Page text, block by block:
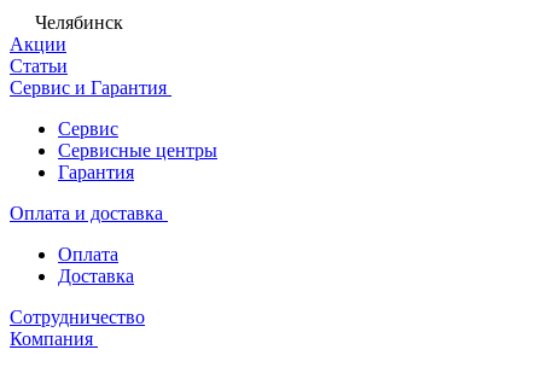
Челябинск
Акции
Статьи
Сервис и Гарантия
Сервис
Сервисные центры
Гарантия
Оплата и доставка
Оплата
Доставка
Сотрудничество
Компания